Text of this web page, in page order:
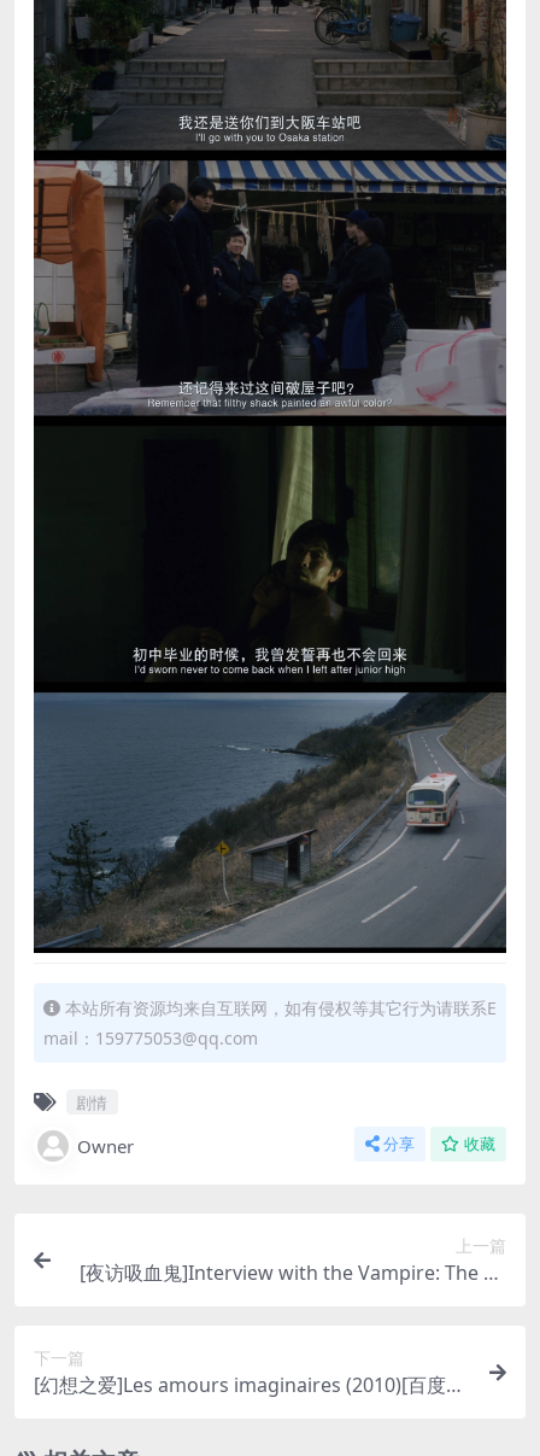
本站所有资源均来自互联网，如有侵权等其它行为请联系E
mail：159775053@qq.com
剧情
Owner 分享 收藏
上一篇
[夜访吸血鬼]Interview with the Vampire: The Va
B][中英字幕]
下一篇
[幻想之爱]Les amours imaginaires (2010)[百度网
下载][MP4/5.9GB][中文字幕]